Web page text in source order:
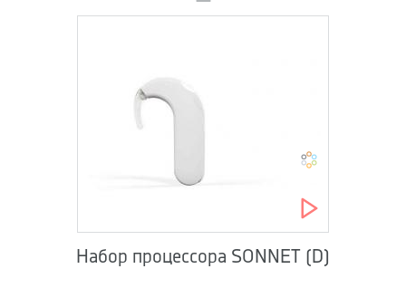
Набор процессора SONNET (D)